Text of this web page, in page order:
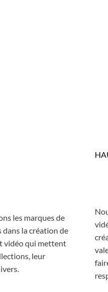
les marques de
dans la création de
vidéo qui mettent
leur